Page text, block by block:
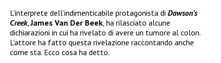
L’interprete dell’indimenticabile protagonista di Dawson’s
Creek,James Van Der Beek , ha rilasciato alcune
dichiarazioni in cui ha rivelato di avere un tumore al colon.
L’attore ha fatto questa rivelazione raccontando anche
come sta. Ecco cosa ha detto.